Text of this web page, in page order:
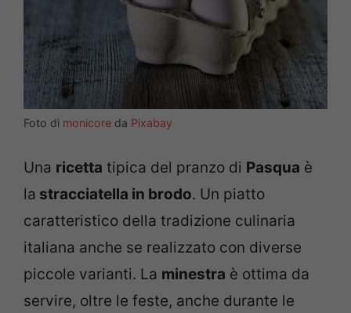
Foto di monicore da Pixabay
Una ricetta tipica del pranzo di Pasqua è
la stracciatella in brodo. Un piatto
caratteristico della tradizione culinaria
italiana anche se realizzato con diverse
piccole varianti. La minestra è ottima da
servire, oltre le feste, anche durante le